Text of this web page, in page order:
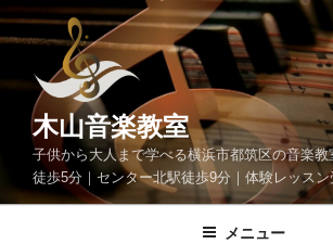
ン
ン
キ
木山音楽教室
子供から大人まで学べる横浜市都筑区の音楽
徒歩5分｜センター北駅徒歩9分｜体験レッスン
メニュー